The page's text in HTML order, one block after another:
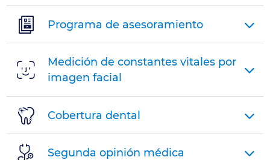
Programa de asesoramiento
Medición de constantes vitales por
imagen facial
Cobertura dental
Segunda opinión médica